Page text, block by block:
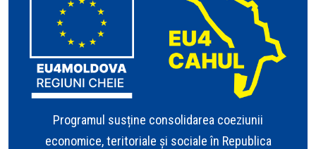
Programul susține consolidarea coeziunii
economice, teritoriale și sociale în Republica